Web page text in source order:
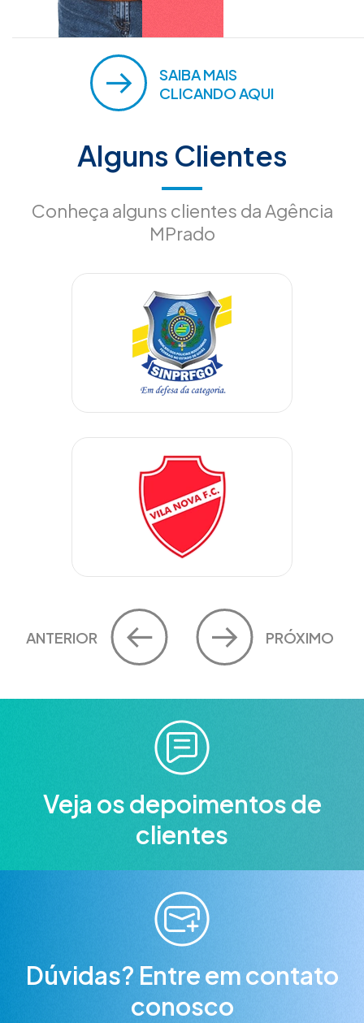
SAIBA MAIS
CLICANDO AQUI
Alguns Clientes
Conheça alguns clientes da Agência
MPrado
ANTERIOR PRÓXIMO
Veja os depoimentos de
clientes
Dúvidas? Entre em contato
conosco